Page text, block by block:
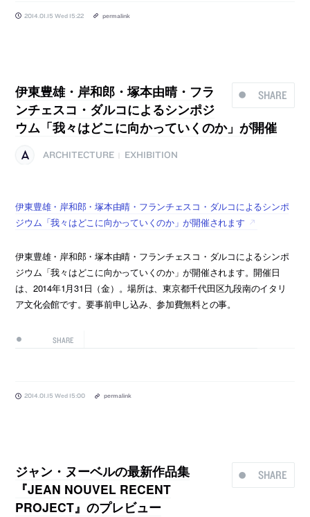
2014.01.15 Wed 15:22 permalink
SHARE
伊東豊雄・岸和郎・塚本由晴・フラ
ンチェスコ・ダルコによるシンポジ
ウム「我々はどこに向かっていくのか」が開催
ARCHITECTURE EXHIBITION
伊東豊雄・岸和郎・塚本由晴・フランチェスコ・ダルコによるシンポ
ジウム「我々はどこに向かっていくのか」が開催されます
伊東豊雄・岸和郎・塚本由晴・フランチェスコ・ダルコによるシンポ
ジウム「我々はどこに向かっていくのか」が開催されます。開催日
は、2014年1月31日（金）。場所は、東京都千代田区九段南のイタリ
ア文化会館です。要事前申し込み、参加費無料との事。
SHARE
2014.01.15 Wed 15:00 permalink
SHARE
ジャン・ヌーベルの最新作品集
『JEAN NOUVEL RECENT
PROJECT』のプレビュー